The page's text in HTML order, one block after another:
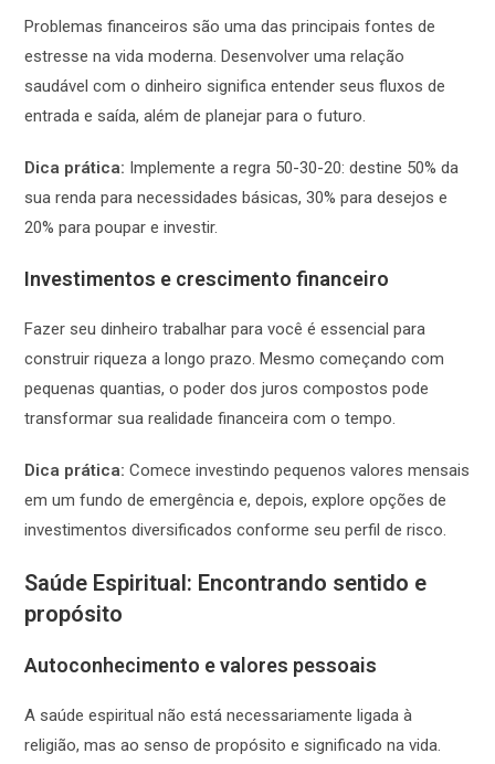
Problemas financeiros são uma das principais fontes de
estresse na vida moderna. Desenvolver uma relação
saudável com o dinheiro significa entender seus fluxos de
entrada e saída, além de planejar para o futuro.
Dica prática: Implemente a regra 50-30-20: destine 50% da
sua renda para necessidades básicas, 30% para desejos e
20% para poupar e investir.
Investimentos e crescimento financeiro
Fazer seu dinheiro trabalhar para você é essencial para
construir riqueza a longo prazo. Mesmo começando com
pequenas quantias, o poder dos juros compostos pode
transformar sua realidade financeira com o tempo.
Dica prática: Comece investindo pequenos valores mensais
em um fundo de emergência e, depois, explore opções de
investimentos diversificados conforme seu perfil de risco.
Saúde Espiritual: Encontrando sentido e
propósito
Autoconhecimento e valores pessoais
A saúde espiritual não está necessariamente ligada à
religião, mas ao senso de propósito e significado na vida.